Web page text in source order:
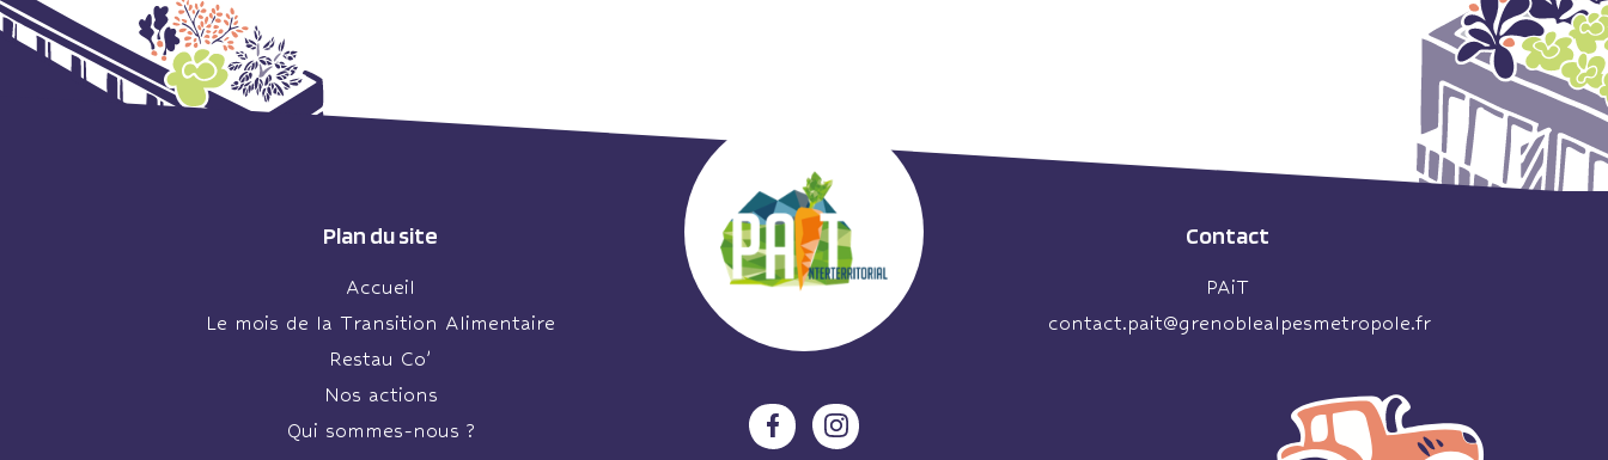
Plan du site
Accueil
Le mois de la Transition Alimentaire
Restau Co’
Nos actions
Qui sommes-nous ?
Contact
PAiT
contact.pait@grenoblealpesmetropole.fr